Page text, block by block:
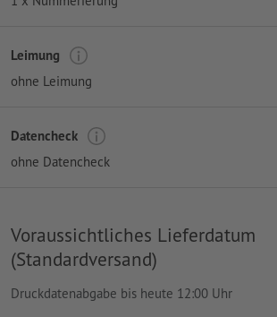
Leimung
ohne Leimung
Datencheck
ohne Datencheck
Voraussichtliches Lieferdatum
(Standardversand)
Druckdatenabgabe bis heute 12:00 Uhr